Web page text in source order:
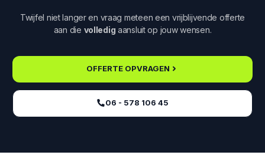
Twijfel niet langer en vraag meteen een vrijblijvende offerte
aan die volledig aansluit op jouw wensen.
OFFERTE OPVRAGEN
06 - 578 106 45‬